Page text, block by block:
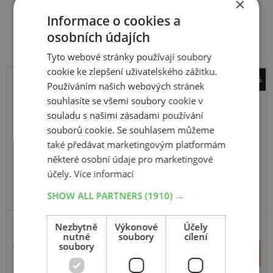
Související produkty
-42%
Michelin
City Grip 2
150 70 B13
64S
TL,R
3 173 Kč
×
Informace o cookies a
osobních údajích
Tyto webové stránky používají soubory
cookie ke zlepšení uživatelského zážitku.
Používáním našich webových stránek
souhlasíte se všemi soubory cookie v
souladu s našimi zásadami používání
souborů cookie. Se souhlasem můžeme
také předávat marketingovým platformám
některé osobní údaje pro marketingové
účely.Více informací
SHOW ALL PARTNERS(1910) →
Nezbytně
nutné
soubory
Výkonové
soubory
Účely
cílení